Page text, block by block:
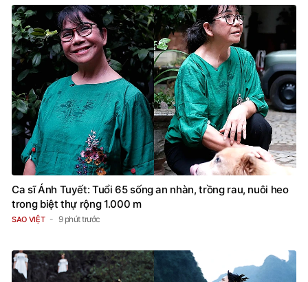
Ca sĩ Ánh Tuyết: Tuổi 65 sống an nhàn, trồng rau, nuôi heo
trong biệt thự rộng 1.000 m
SAO VIỆT 9 phút trước